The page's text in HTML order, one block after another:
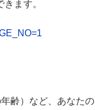
ます。
齢）など、あなたの